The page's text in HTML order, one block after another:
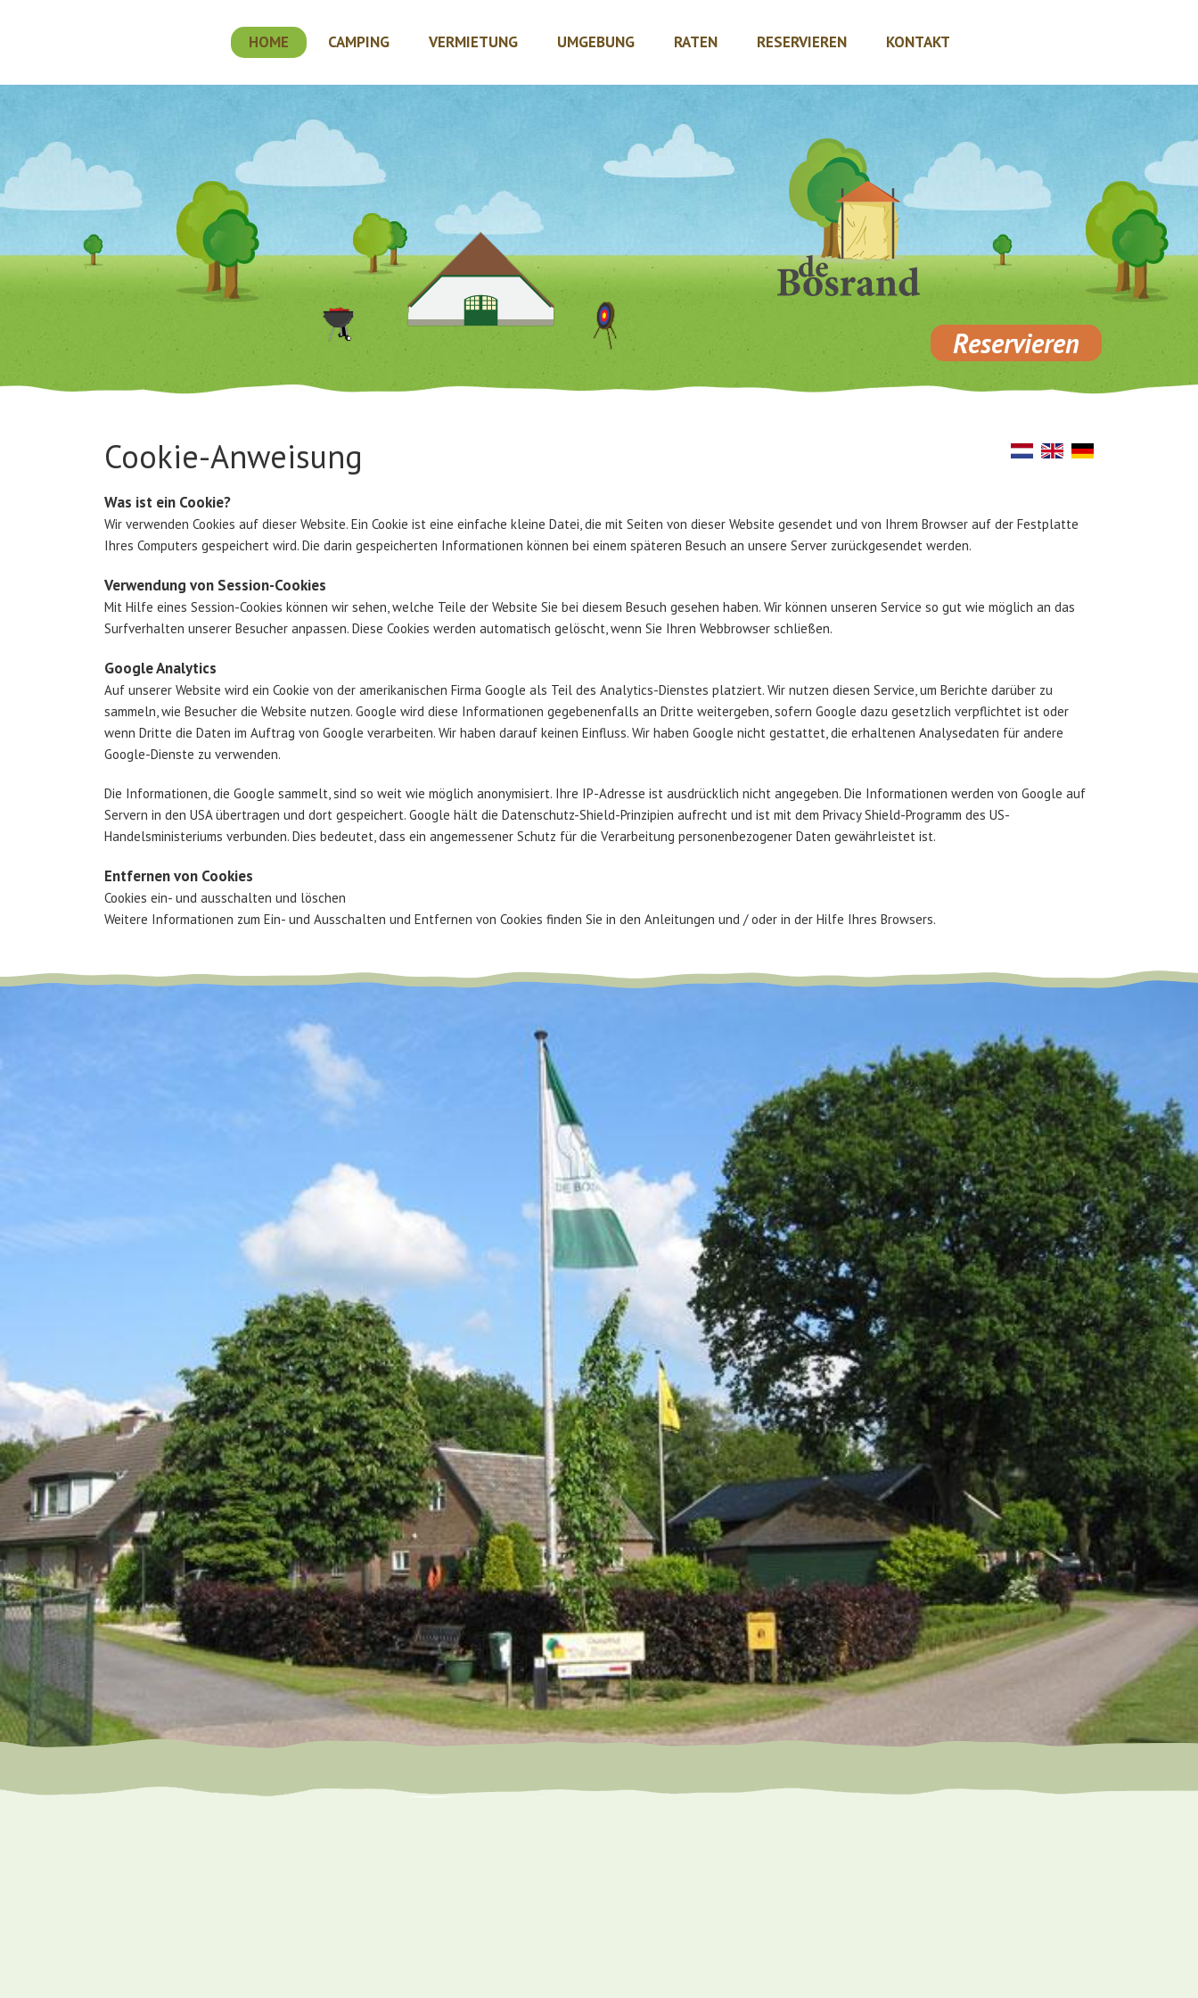
HOME CAMPING VERMIETUNG UMGEBUNG RATEN RESERVIEREN KONTAKT
Reservieren
Cookie-Anweisung
Was ist ein Cookie?
Wir verwenden Cookies auf dieser Website. Ein Cookie ist eine einfache kleine Datei, die mit Seiten von dieser Website gesendet und von Ihrem Browser auf der Festplatte
Ihres Computers gespeichert wird. Die darin gespeicherten Informationen können bei einem späteren Besuch an unsere Server zurückgesendet werden.
Verwendung von Session-Cookies
Mit Hilfe eines Session-Cookies können wir sehen, welche Teile der Website Sie bei diesem Besuch gesehen haben. Wir können unseren Service so gut wie möglich an das
Surfverhalten unserer Besucher anpassen. Diese Cookies werden automatisch gelöscht, wenn Sie Ihren Webbrowser schließen.
Google Analytics
Auf unserer Website wird ein Cookie von der amerikanischen Firma Google als Teil des Analytics-Dienstes platziert. Wir nutzen diesen Service, um Berichte darüber zu
sammeln, wie Besucher die Website nutzen. Google wird diese Informationen gegebenenfalls an Dritte weitergeben, sofern Google dazu gesetzlich verpflichtet ist oder
wenn Dritte die Daten im Auftrag von Google verarbeiten. Wir haben darauf keinen Einfluss. Wir haben Google nicht gestattet, die erhaltenen Analysedaten für andere
Google-Dienste zu verwenden.
Die Informationen, die Google sammelt, sind so weit wie möglich anonymisiert. Ihre IP-Adresse ist ausdrücklich nicht angegeben. Die Informationen werden von Google auf
Servern in den USA übertragen und dort gespeichert. Google hält die Datenschutz-Shield-Prinzipien aufrecht und ist mit dem Privacy Shield-Programm des US-
Handelsministeriums verbunden. Dies bedeutet, dass ein angemessener Schutz für die Verarbeitung personenbezogener Daten gewährleistet ist.
Entfernen von Cookies
Cookies ein- und ausschalten und löschen
Weitere Informationen zum Ein- und Ausschalten und Entfernen von Cookies finden Sie in den Anleitungen und / oder in der Hilfe Ihres Browsers.